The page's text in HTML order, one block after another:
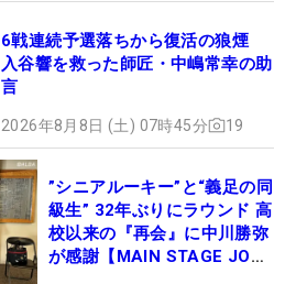
6戦連続予選落ちから復活の狼煙
入谷響を救った師匠・中嶋常幸の助
言
2026年8月8日 (土) 07時45分 19
”シニアルーキー”と“義足の同
級生” 32年ぶりにラウンド 高
校以来の『再会』に中川勝弥
が感謝【MAIN STAGE JOYX